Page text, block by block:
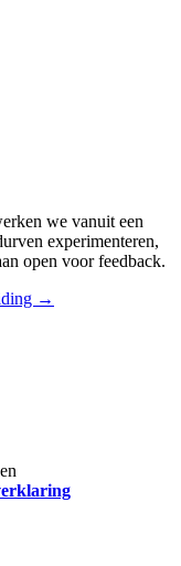
we vanuit een
experimenteren,
open voor feedback.
→